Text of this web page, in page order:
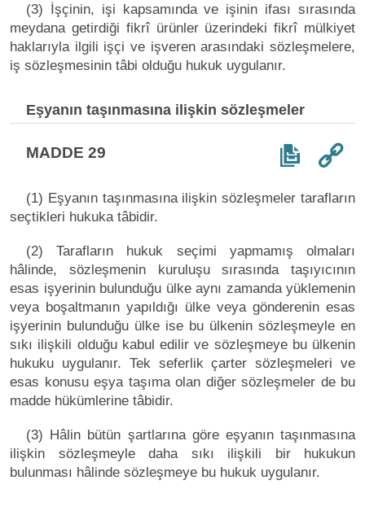
(3) İşçinin, işi kapsamında ve işinin ifası sırasında
meydana getirdiği fikrî ürünler üzerindeki fikrî mülkiyet
haklarıyla ilgili işçi ve işveren arasındaki sözleşmelere,
iş sözleşmesinin tâbi olduğu hukuk uygulanır.
Eşyanın taşınmasına ilişkin sözleşmeler
MADDE 29
(1) Eşyanın taşınmasına ilişkin sözleşmeler tarafların
seçtikleri hukuka tâbidir.
(2) Tarafların hukuk seçimi yapmamış olmaları
hâlinde, sözleşmenin kuruluşu sırasında taşıyıcının
esas işyerinin bulunduğu ülke aynı zamanda yüklemenin
veya boşaltmanın yapıldığı ülke veya gönderenin esas
işyerinin bulunduğu ülke ise bu ülkenin sözleşmeyle en
sıkı ilişkili olduğu kabul edilir ve sözleşmeye bu ülkenin
hukuku uygulanır. Tek seferlik çarter sözleşmeleri ve
esas konusu eşya taşıma olan diğer sözleşmeler de bu
madde hükümlerine tâbidir.
(3) Hâlin bütün şartlarına göre eşyanın taşınmasına
ilişkin sözleşmeyle daha sıkı ilişkili bir hukukun
bulunması hâlinde sözleşmeye bu hukuk uygulanır.